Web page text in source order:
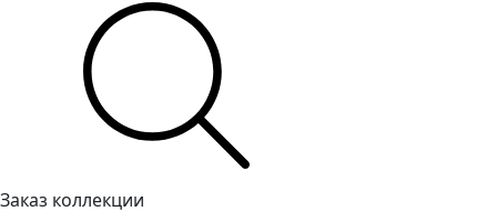
Заказ коллекции